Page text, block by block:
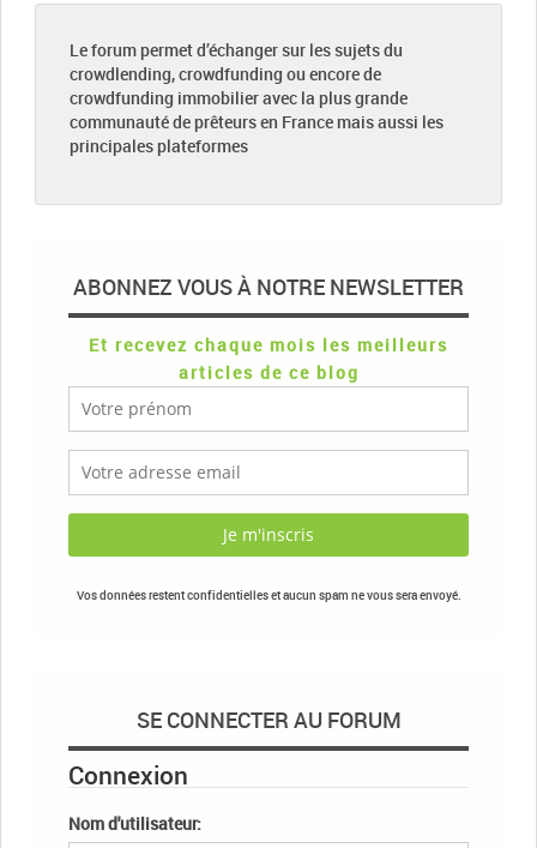
Le forum permet d’échanger sur les sujets du
crowdlending, crowdfunding ou encore de
crowdfunding immobilier avec la plus grande
communauté de prêteurs en France mais aussi les
principales plateformes
ABONNEZ VOUS À NOTRE NEWSLETTER
Et recevez chaque mois les meilleurs
articles de ce blog
Vos données restent confidentielles et aucun spam ne vous sera envoyé.
SE CONNECTER AU FORUM
Connexion
Nom d'utilisateur: